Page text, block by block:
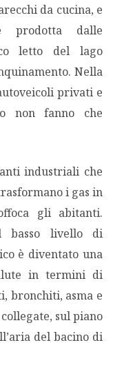
da cucina, e
prodotta dalle
letto del lago
Nella
privati e
non fanno che
industriali che
i gas in
gli abitanti.
basso livello di
è diventato una
in termini di
bronchiti, asma e
sul piano
del bacino di